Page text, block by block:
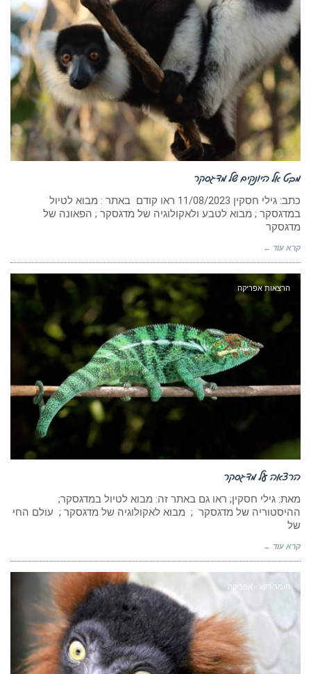
מבט אל היונקים של מדגסקר
כתב: גילי חסקין ‏11/08/2023 ראו קודם באתר : מבוא לטיול
במדגסקר ; מבוא לטבע ולאקולוגיה של מדגסקר ; הפאונה של
מדגסקר
קרא עוד ←
הרצאות אפריקה
הרצאה על מדגסקר
מאת: גילי חסקין; ראו גם באתר זה: מבוא לטיול במדגסקר;
ההיסטוריה של מדגסקר ; מבוא לאקולוגיה של מדגסקר ; עולם החי
של
קרא עוד ←
חומר רקע - אפריקה